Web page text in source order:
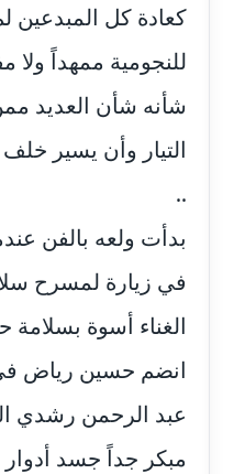
مدونة أماني
مدونة أماني عبد
عاملة
مدونة أمل
متوفي
مدونة أمل
مدونة أمل
عاملة
كعادة كل المبدعين
للنجومية ممهداً ولا
شأنه شأن العديد
التيار وأن يسير
..
بدأت ولعه بالفن
في زيارة لمسرح
الغناء أسوة
انضم حسين رياض
عبد الرحمن رشدي
مبكر جداً جسد أدوار